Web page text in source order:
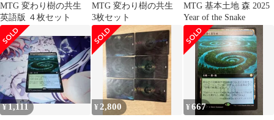
MTG 変わり樹の共生
英語版 ４枚セット
MTG 変わり樹の共生
3枚セット
MTG 基本土地 森 2025
Year of the Snake
¥1,111 ¥ 2,800 ¥667